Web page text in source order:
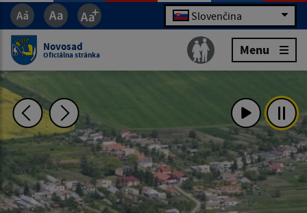
Slovenčina
Novosad
Oficiálna stránka Menu